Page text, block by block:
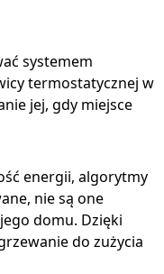
systemem
termostatycznej w
jej, gdy miejsce
energii, algorytmy
nie są one
domu. Dzięki
do zużycia